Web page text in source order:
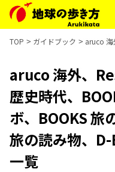
TOP ガイドブック aruco 海
aruco 海外、
歴史時代、
ボ、BOOKS 旅
旅の読み物、
一覧